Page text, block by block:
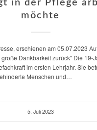
in der Pflege
möchte
erschienen am 05.07.2023
Dankbarkeit zurück" Die 19-
im ersten Lehrjahr. Sie
Menschen und…
5. Juli 2023